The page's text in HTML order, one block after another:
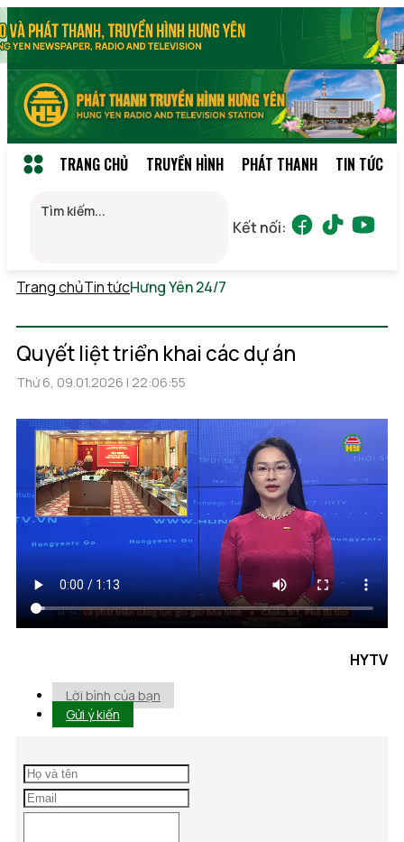
TRANG CHỦ TRUYỀN HÌNH PHÁT THANH TIN TỨC
Kết nối:
Trang chủTin tứcHưng Yên 24/7
Quyết liệt triển khai các dự án
Thứ 6, 09.01.2026 | 22:06:55
HYTV
Lời bình của bạn
Gửi ý kiến